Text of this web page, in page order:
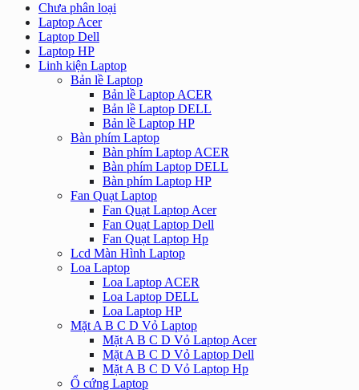
Chưa phân loại
Laptop Acer
Laptop Dell
Laptop HP
Linh kiện Laptop
Bản lề Laptop
Bản lề Laptop ACER
Bản lề Laptop DELL
Bản lề Laptop HP
Bàn phím Laptop
Bàn phím Laptop ACER
Bàn phím Laptop DELL
Bàn phím Laptop HP
Fan Quạt Laptop
Fan Quạt Laptop Acer
Fan Quạt Laptop Dell
Fan Quạt Laptop Hp
Lcd Màn Hình Laptop
Loa Laptop
Loa Laptop ACER
Loa Laptop DELL
Loa Laptop HP
Mặt A B C D Vỏ Laptop
Mặt A B C D Vỏ Laptop Acer
Mặt A B C D Vỏ Laptop Dell
Mặt A B C D Vỏ Laptop Hp
Ổ cứng Laptop